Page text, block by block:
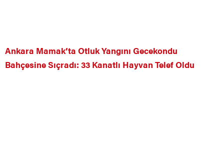
Ankara Mamak’ta Otluk Yangını Gecekondu
Bahçesine Sıçradı: 33 Kanatlı Hayvan Telef Oldu